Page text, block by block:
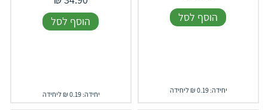
הוסף לסל
יחידה: 0.19 ₪ ליחידה
הוסף לסל
יחידה: 0.19 ₪ ליחידה